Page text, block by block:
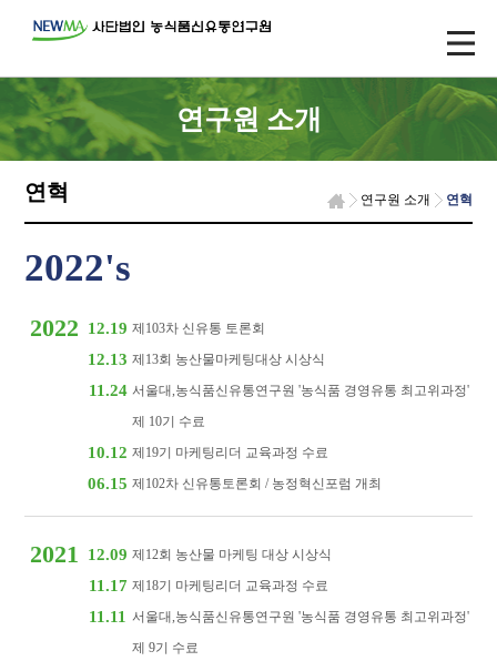
연구원 소개
연혁 연구원 소개 연혁
2022's
2022 12.19 제103차 신유통 토론회
12.13 제13회 농산물마케팅대상 시상식
11.24 서울대,농식품신유통연구원 '농식품 경영유통 최고위과정'
제 10기 수료
10.12 제19기 마케팅리더 교육과정 수료
06.15 제102차 신유통토론회 / 농정혁신포럼 개최
2021 12.09 제12회 농산물 마케팅 대상 시상식
11.17 제18기 마케팅리더 교육과정 수료
11.11
서울대,농식품신유통연구원 '농식품 경영유통 최고위과정'
제 9기 수료